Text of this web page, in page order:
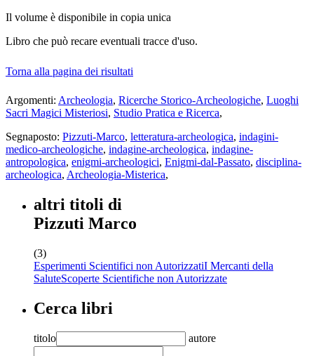
Il volume è disponibile in copia unica
Libro che può recare eventuali tracce d'uso.
Torna alla pagina dei risultati
Argomenti: Archeologia, Ricerche Storico-Archeologiche, Luoghi
Sacri Magici Misteriosi, Studio Pratica e Ricerca,
Segnaposto: Pizzuti-Marco, letteratura-archeologica, indagini-
medico-archeologiche, indagine-archeologica, indagine-
antropologica, enigmi-archeologici, Enigmi-dal-Passato, disciplina-
archeologica, Archeologia-Misterica,
altri titoli di
Pizzuti Marco
(3)
Esperimenti Scientifici non AutorizzatiI Mercanti della
SaluteScoperte Scientifiche non Autorizzate
Cerca libri
titolo autore